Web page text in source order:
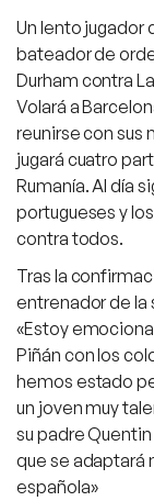
Un lento jugador
bateador de
Durham contra
Volará a
reunirse con sus
jugará cuatro
Rumanía. Al día
portugueses y
contra todos.
Tras la
entrenador de la
«Estoy
Piñán con los
hemos estado
un joven muy
su padre
que se adaptará
española»